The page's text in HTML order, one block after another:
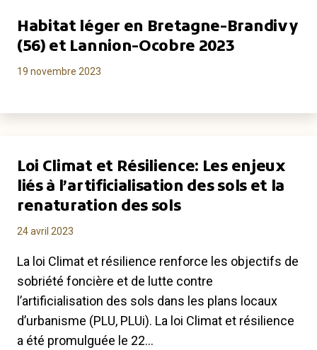
Habitat léger en Bretagne-Brandivy
(56) et Lannion-Ocobre 2023
19 novembre 2023
Loi Climat et Résilience: Les enjeux
liés à l’artificialisation des sols et la
renaturation des sols
24 avril 2023
La loi Climat et résilience renforce les objectifs de
sobriété foncière et de lutte contre
l’artificialisation des sols dans les plans locaux
d’urbanisme (PLU, PLUi). La loi Climat et résilience
a été promulguée le 22…